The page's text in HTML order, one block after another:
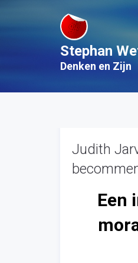
Stephan
Denken en Zijn
Judith
Een